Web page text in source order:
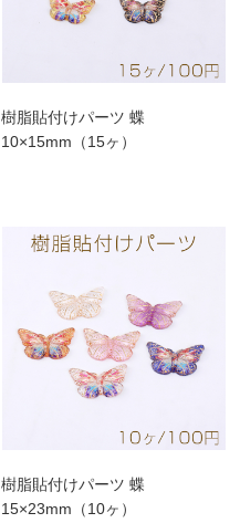
樹脂貼付けパーツ 蝶
10×15mm（15ヶ）
樹脂貼付けパーツ 蝶
15×23mm（10ヶ）